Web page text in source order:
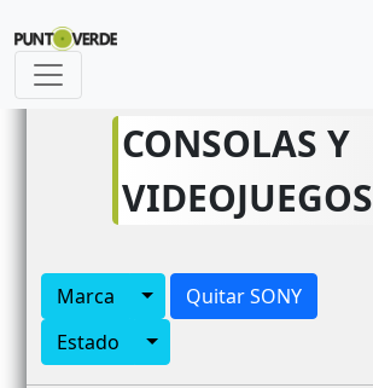
CONSOLAS Y
VIDEOJUEGOS
Marca Toggle Dropdown
Quitar SONY
Estado
Toggle Dropdown